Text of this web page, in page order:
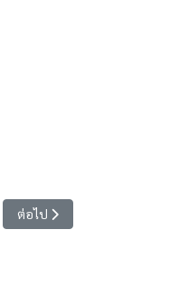
เนื้อหาถัดไป: ประกาศโรงเรีย
ต่อไป